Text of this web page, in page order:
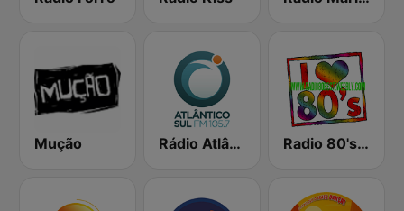
Mução Rádio Atlântico Sul FM 105.7 Radio 80's Best